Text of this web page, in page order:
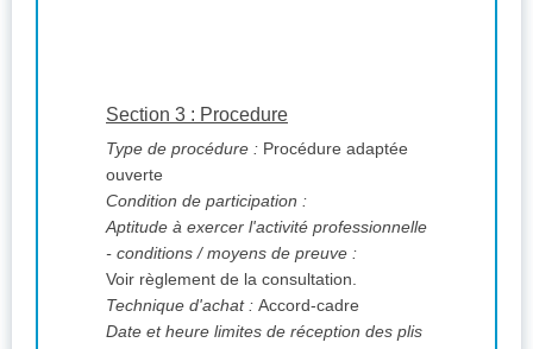
Section 3 : Procedure
Type de procédure : Procédure adaptée
ouverte
Condition de participation :
Aptitude à exercer l'activité professionnelle
- conditions / moyens de preuve :
Voir règlement de la consultation.
Technique d'achat : Accord-cadre
Date et heure limites de réception des plis